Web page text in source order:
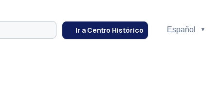
Ir a Centro Histórico